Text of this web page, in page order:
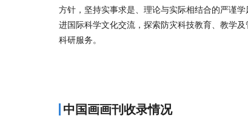
方针，坚持实事求是、理论与实际相结合的严谨
进国际科学文化交流，探索防灾科技教育、教学
科研服务。
中国画画刊收录情况